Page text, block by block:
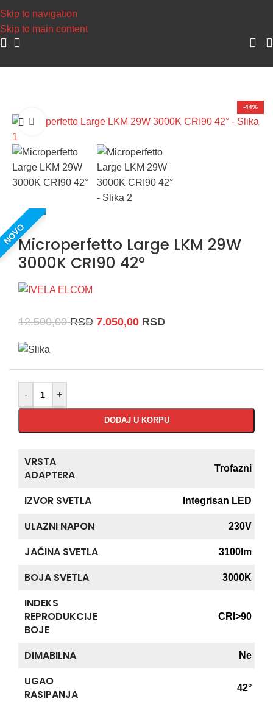
Skip to navigation
Skip to main content
-44%
Uvećaj sliku
NOVOMicroperfetto Large LKM 29W
3000K CRI90 42°
12.500,00RSD 7.050,00 RSD
- +
DODAJ U KORPU
VRSTA
ADAPTERA
Trofazni
IZVOR SVETLA Integrisan LED
ULAZNI NAPON 230V
JAČINA SVETLA 3100lm
BOJA SVETLA 3000K
INDEKS
REPRODUKCIJE
BOJE
CRI>90
DIMABILNA Ne
UGAO
RASIPANJA
42°